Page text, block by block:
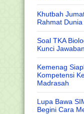
Khutbah
Rahmat Dunia
Soal TKA
Kunci Jawaban
Kemenag
Kompetensi
Madrasah
Lupa Bawa
Begini Cara